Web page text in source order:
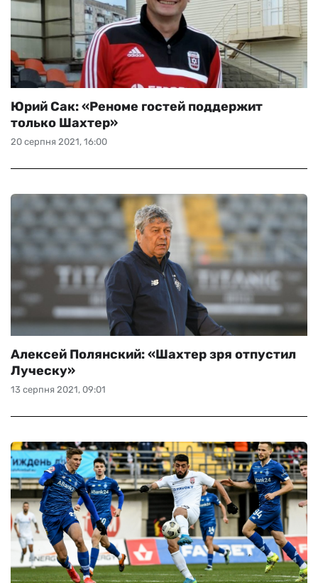
20 серпня 2021, 16:00
Юрий Сак: «Реноме гостей поддержит
только Шахтер»
13 серпня 2021, 09:01
Алексей Полянский: «Шахтер зря отпустил
Луческу»